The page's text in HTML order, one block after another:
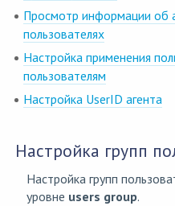
Просмотр информации об
пользователях
Настройка применения
пользователям
Настройка UserID агента
Настройка групп
Настройка групп
уровне users group.